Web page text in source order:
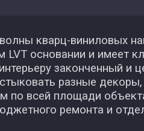
кварц-виниловых
основании и имеет
законченный и
разные
по всей площади
ремонта и